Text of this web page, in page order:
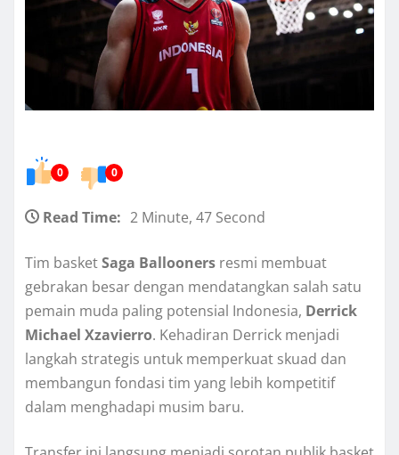
0 0
Read Time: 2 Minute, 47 Second
Tim basketSaga Ballooners resmi membuat
gebrakan besar dengan mendatangkan salah satu
pemain muda paling potensial Indonesia, Derrick
Michael Xzavierro. Kehadiran Derrick menjadi
langkah strategis untuk memperkuat skuad dan
membangun fondasi tim yang lebih kompetitif
dalam menghadapi musim baru.